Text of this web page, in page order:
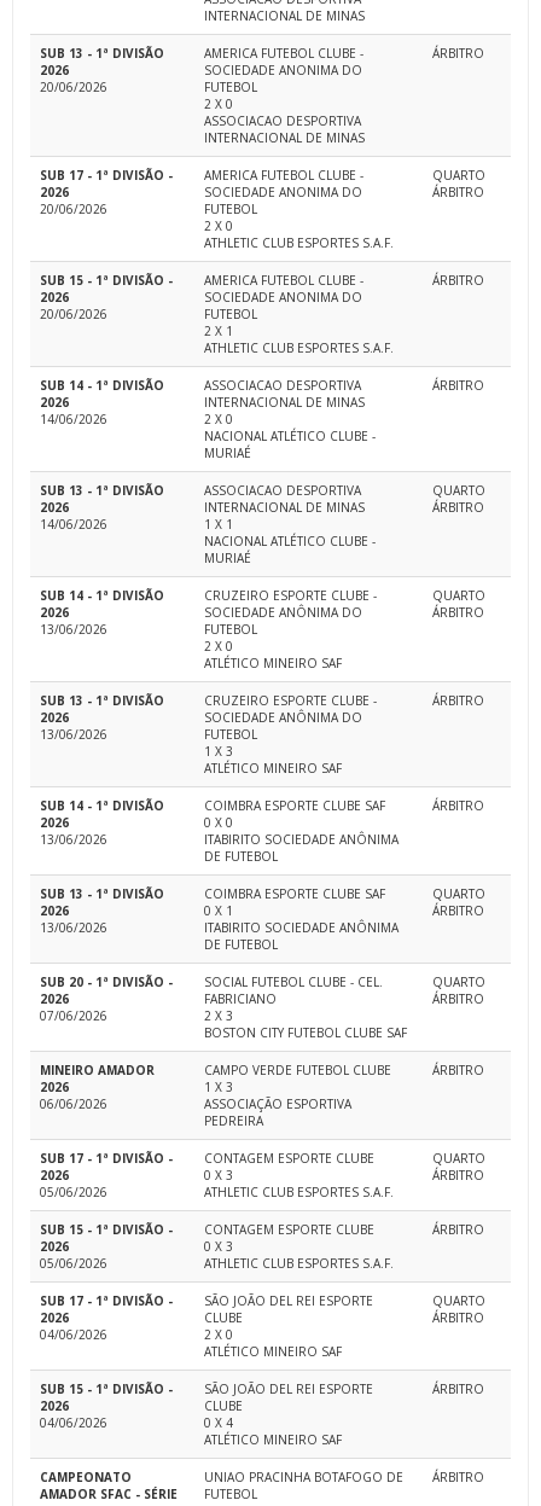
INTERNACIONAL DE MINAS
SUB 13 - 1ª DIVISÃO
2026
20/06/2026
AMERICA FUTEBOL CLUBE -
SOCIEDADE ANONIMA DO
FUTEBOL
2 X 0
ASSOCIACAO DESPORTIVA
INTERNACIONAL DE MINAS
ÁRBITRO
SUB 17 - 1ª DIVISÃO -
2026
20/06/2026
AMERICA FUTEBOL CLUBE -
SOCIEDADE ANONIMA DO
FUTEBOL
2 X 0
ATHLETIC CLUB ESPORTES S.A.F.
QUARTO
ÁRBITRO
SUB 15 - 1ª DIVISÃO -
2026
20/06/2026
AMERICA FUTEBOL CLUBE -
SOCIEDADE ANONIMA DO
FUTEBOL
2 X 1
ATHLETIC CLUB ESPORTES S.A.F.
ÁRBITRO
SUB 14 - 1ª DIVISÃO
2026
14/06/2026
ASSOCIACAO DESPORTIVA
INTERNACIONAL DE MINAS
2 X 0
NACIONAL ATLÉTICO CLUBE -
MURIAÉ
ÁRBITRO
SUB 13 - 1ª DIVISÃO
2026
14/06/2026
ASSOCIACAO DESPORTIVA
INTERNACIONAL DE MINAS
1 X 1
NACIONAL ATLÉTICO CLUBE -
MURIAÉ
QUARTO
ÁRBITRO
SUB 14 - 1ª DIVISÃO
2026
13/06/2026
CRUZEIRO ESPORTE CLUBE -
SOCIEDADE ANÔNIMA DO
FUTEBOL
2 X 0
ATLÉTICO MINEIRO SAF
QUARTO
ÁRBITRO
SUB 13 - 1ª DIVISÃO
2026
13/06/2026
CRUZEIRO ESPORTE CLUBE -
SOCIEDADE ANÔNIMA DO
FUTEBOL
1 X 3
ATLÉTICO MINEIRO SAF
ÁRBITRO
SUB 14 - 1ª DIVISÃO
2026
13/06/2026
COIMBRA ESPORTE CLUBE SAF
0 X 0
ITABIRITO SOCIEDADE ANÔNIMA
DE FUTEBOL
ÁRBITRO
SUB 13 - 1ª DIVISÃO
2026
13/06/2026
COIMBRA ESPORTE CLUBE SAF
0 X 1
ITABIRITO SOCIEDADE ANÔNIMA
DE FUTEBOL
QUARTO
ÁRBITRO
SUB 20 - 1ª DIVISÃO -
2026
07/06/2026
SOCIAL FUTEBOL CLUBE - CEL.
FABRICIANO
2 X 3
BOSTON CITY FUTEBOL CLUBE SAF
QUARTO
ÁRBITRO
MINEIRO AMADOR
2026
06/06/2026
CAMPO VERDE FUTEBOL CLUBE
1 X 3
ASSOCIAÇÃO ESPORTIVA
PEDREIRA
ÁRBITRO
SUB 17 - 1ª DIVISÃO -
2026
05/06/2026
CONTAGEM ESPORTE CLUBE
0 X 3
ATHLETIC CLUB ESPORTES S.A.F.
QUARTO
ÁRBITRO
SUB 15 - 1ª DIVISÃO -
2026
05/06/2026
CONTAGEM ESPORTE CLUBE
0 X 3
ATHLETIC CLUB ESPORTES S.A.F.
ÁRBITRO
SUB 17 - 1ª DIVISÃO -
2026
04/06/2026
SÃO JOÃO DEL REI ESPORTE
CLUBE
2 X 0
ATLÉTICO MINEIRO SAF
QUARTO
ÁRBITRO
SUB 15 - 1ª DIVISÃO -
2026
04/06/2026
SÃO JOÃO DEL REI ESPORTE
CLUBE
0 X 4
ATLÉTICO MINEIRO SAF
ÁRBITRO
CAMPEONATO
AMADOR SFAC - SÉRIE
UNIAO PRACINHA BOTAFOGO DE
FUTEBOL
ÁRBITRO